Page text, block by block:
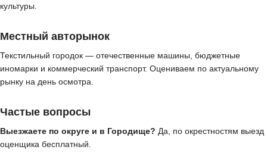
культуры.
Местный авторынок
Текстильный городок — отечественные машины, бюджетные
иномарки и коммерческий транспорт. Оцениваем по актуальному
рынку на день осмотра.
Частые вопросы
Выезжаете по округе и в Городище? Да, по окрестностям выезд
оценщика бесплатный.